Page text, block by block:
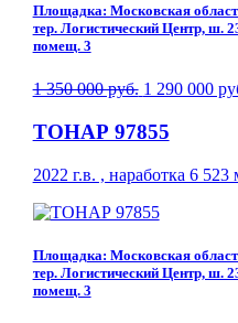
Площадка: Московская
тер. Логистический Центр, ш.
помещ. 3
1 350 000 руб. 1 290 000
ТОНАР 97855
2022 г.в. , наработка 6 523
Площадка: Московская
тер. Логистический Центр, ш.
помещ. 3